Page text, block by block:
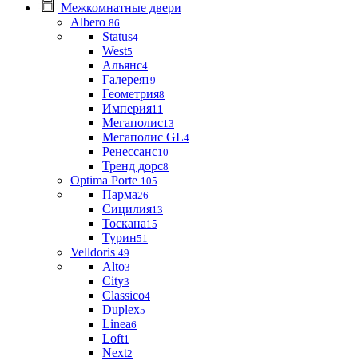
Межкомнатные двери
Albero 86
Status4
West5
Альянс4
Галерея19
Геометрия8
Империя11
Мегаполис13
Мегаполис GL4
Ренессанс10
Тренд дорс8
Optima Porte 105
Парма26
Сицилия13
Тоскана15
Турин51
Velldoris 49
Alto3
City3
Classico4
Duplex5
Linea6
Loft1
Next2